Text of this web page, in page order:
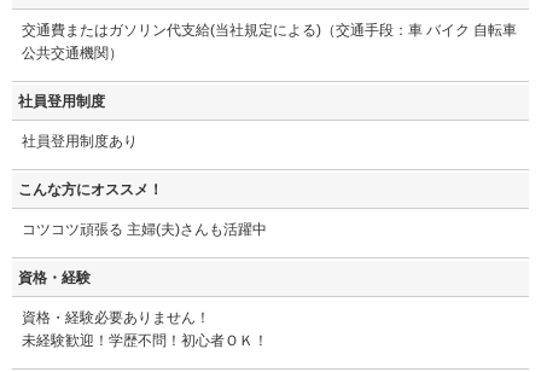
交通費またはガソリン代支給(当社規定による)（交通手段：車 バイク 自転車
公共交通機関）
社員登用制度
社員登用制度あり
こんな方にオススメ！
コツコツ頑張る 主婦(夫)さんも活躍中
資格・経験
資格・経験必要ありません！
未経験歓迎！学歴不問！初心者ＯＫ！